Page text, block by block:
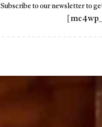
Subscribe to our newsletter to